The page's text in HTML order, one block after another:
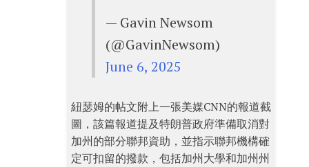
— Gavin Newsom
(@GavinNewsom)
June 6, 2025
紐瑟姆的帖文附上一張美媒CNN的報道截
圖，該篇報道提及特朗普政府準備取消對
加州的部分聯邦資助，並指示聯邦機構確
定可扣留的撥款，包括加州大學和加州州